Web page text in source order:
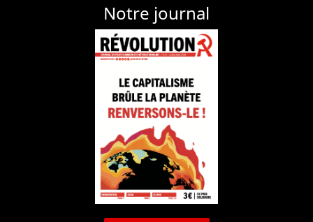
Notre journal